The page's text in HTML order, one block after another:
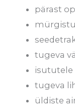
pärast
tugeva
isututele
tugeva
üldiste